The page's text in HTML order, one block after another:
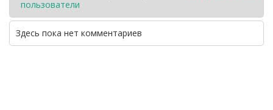
пользователи
Здесь пока нет комментариев